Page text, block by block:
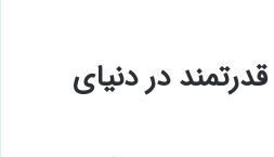
قدرتمند در دنیای